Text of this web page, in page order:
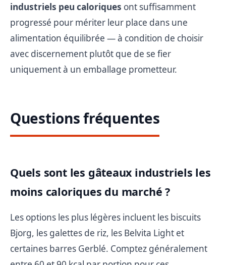
industriels peu caloriques ont suffisamment
progressé pour mériter leur place dans une
alimentation équilibrée — à condition de choisir
avec discernement plutôt que de se fier
uniquement à un emballage prometteur.
Questions fréquentes
Quels sont les gâteaux industriels les
moins caloriques du marché ?
Les options les plus légères incluent les biscuits
Bjorg, les galettes de riz, les Belvita Light et
certaines barres Gerblé. Comptez généralement